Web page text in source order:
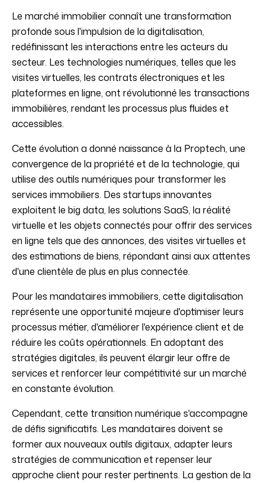
Le marché immobilier connaît une transformation
profonde sous l'impulsion de la digitalisation,
redéfinissant les interactions entre les acteurs du
secteur. Les technologies numériques, telles que les
visites virtuelles, les contrats électroniques et les
plateformes en ligne, ont révolutionné les transactions
immobilières, rendant les processus plus fluides et
accessibles.
Cette évolution a donné naissance à la Proptech, une
convergence de la propriété et de la technologie, qui
utilise des outils numériques pour transformer les
services immobiliers. Des startups innovantes
exploitent le big data, les solutions SaaS, la réalité
virtuelle et les objets connectés pour offrir des services
en ligne tels que des annonces, des visites virtuelles et
des estimations de biens, répondant ainsi aux attentes
d'une clientèle de plus en plus connectée.
Pour les mandataires immobiliers, cette digitalisation
représente une opportunité majeure d'optimiser leurs
processus métier, d'améliorer l'expérience client et de
réduire les coûts opérationnels. En adoptant des
stratégies digitales, ils peuvent élargir leur offre de
services et renforcer leur compétitivité sur un marché
en constante évolution.
Cependant, cette transition numérique s'accompagne
de défis significatifs. Les mandataires doivent se
former aux nouveaux outils digitaux, adapter leurs
stratégies de communication et repenser leur
approche client pour rester pertinents. La gestion de la